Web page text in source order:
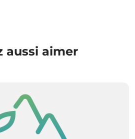
aussi aimer